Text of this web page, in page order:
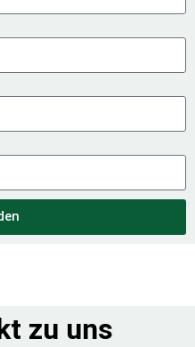
zu uns